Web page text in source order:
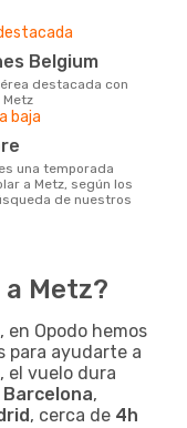
Belgium
baja
a Metz, según los
de nuestros
Metz?
en Opodo hemos
para ayudarte a
, el vuelo dura
Barcelona,
, cerca de 4h